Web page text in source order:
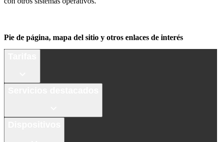
Pie de página, mapa del sitio y otros enlaces de interés